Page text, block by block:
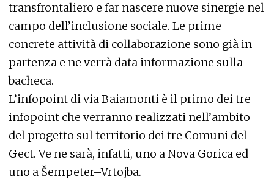
transfrontaliero e far nascere nuove sinergie nel
campo dell’inclusione sociale. Le prime
concrete attività di collaborazione sono già in
partenza e ne verrà data informazione sulla
bacheca.
L’infopoint di via Baiamonti è il primo dei tre
infopoint che verranno realizzati nell’ambito
del progetto sul territorio dei tre Comuni del
Gect. Ve ne sarà, infatti, uno a Nova Gorica ed
uno a Šempeter–Vrtojba.